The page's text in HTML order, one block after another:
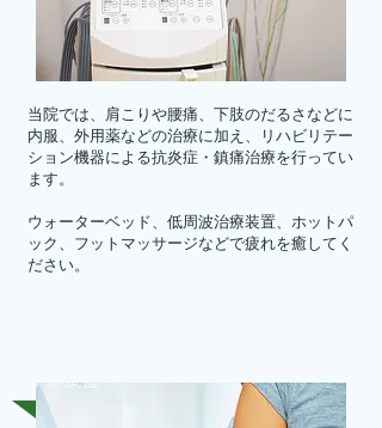
当院では、肩こりや腰痛、下肢のだるさなどに
内服、外用薬などの治療に加え、リハビリテー
ション機器による抗炎症・鎮痛治療を行ってい
ます。
ウォーターベッド、低周波治療装置、ホットパ
ック、フットマッサージなどで疲れを癒してく
ださい。
予防接種